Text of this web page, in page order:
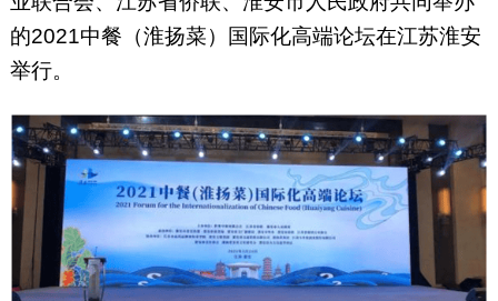
的2021中餐（淮扬菜）国际化高端论坛在江苏淮安
举行。